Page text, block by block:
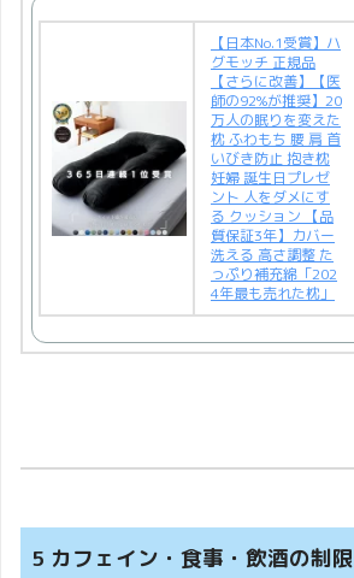
【日本No.1受賞】ハ
グモッチ 正規品
【さらに改善】【医
師の92%が推奨】20
万人の眠りを変えた
枕 ふわもち 腰 肩 首
いびき防止 抱き枕
妊婦 誕生日プレゼ
ント 人をダメにす
る クッション 【品
質保証3年】カバー
洗える 高さ調整 た
っぷり補充綿「202
4年最も売れた枕」
5 カフェイン・食事・飲酒の制限